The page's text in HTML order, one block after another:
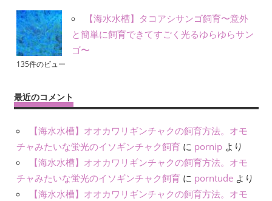
【海水水槽】タコアシサンゴ飼育〜意外
と簡単に飼育できてすごく光るゆらゆらサン
ゴ〜
135件のビュー
最近のコメント
【海水水槽】オオカワリギンチャクの飼育方法。オモ
チャみたいな蛍光のイソギンチャク飼育 に pornip より
【海水水槽】オオカワリギンチャクの飼育方法。オモ
チャみたいな蛍光のイソギンチャク飼育 に porntude より
【海水水槽】オオカワリギンチャクの飼育方法。オモ